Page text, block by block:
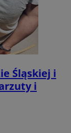
Śląskiej i
i